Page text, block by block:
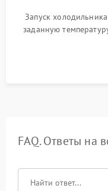
Запуск
заданную
компрессора,
срабатывания
FAQ. Ответы на